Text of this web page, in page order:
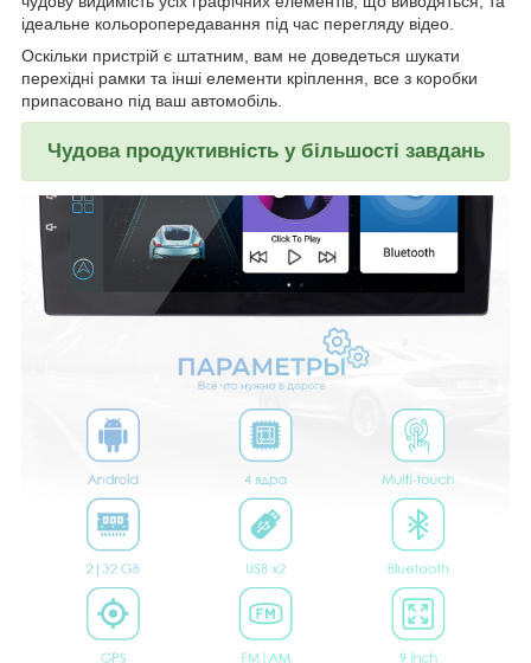
ідеальне кольоропередавання під час перегляду відео.
Оскільки пристрій є штатним, вам не доведеться шукати
перехідні рамки та інші елементи кріплення, все з коробки
припасовано під ваш автомобіль.
Чудова продуктивність у більшості завдань